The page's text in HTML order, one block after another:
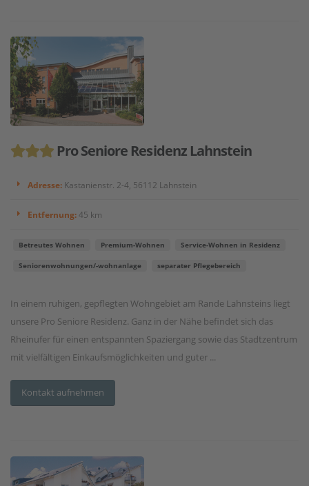
Pro Seniore Residenz Lahnstein
Adresse: Kastanienstr. 2-4, 56112 Lahnstein
Entfernung:45 km
Betreutes Wohnen Premium-Wohnen Service-Wohnen in Residenz
Seniorenwohnungen/-wohnanlage separater Pflegebereich
In einem ruhigen, gepflegten Wohngebiet am Rande Lahnsteins liegt
unsere Pro Seniore Residenz. Ganz in der Nähe befindet sich das
Rheinufer für einen entspannten Spaziergang sowie das Stadtzentrum
mit vielfältigen Einkaufsmöglichkeiten und guter ...
Kontakt aufnehmen